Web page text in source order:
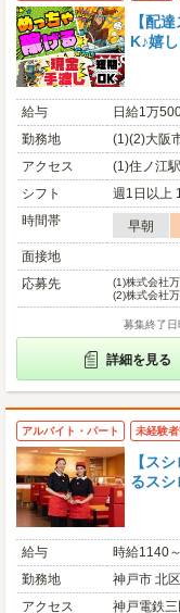
【配
K♪嬉
給与
日給1万
勤務地
(1)(2)大阪
アクセス
(1)住ノ江
シフト
週1日以上
時間帯
早朝
面接地
応募先
(1)株式会社
(2)株式会社
募集終了
詳細を見る
アルバイト・パート 未経験
【ス
るスシ
給与
時給1140
勤務地
神戸市 北区
アクセス
神戸電鉄